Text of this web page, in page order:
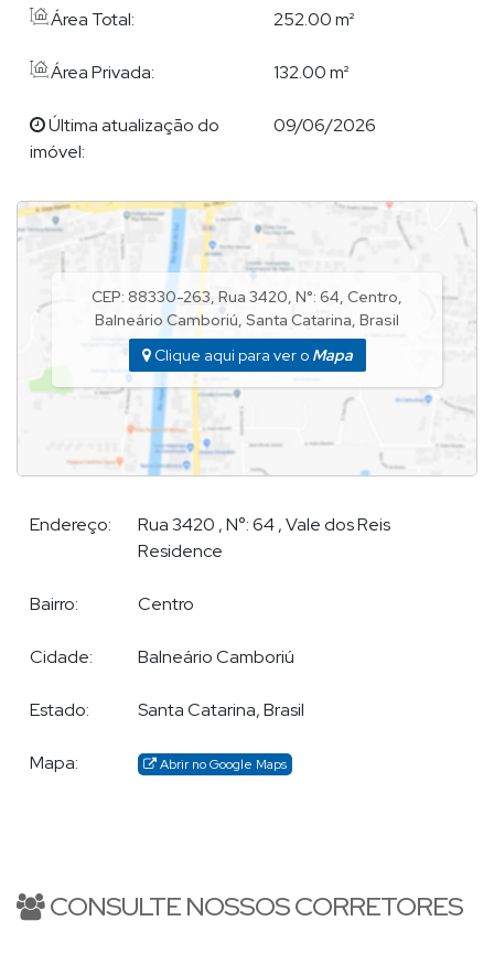
Demian Scussel Malburg
, com formação em Psicologia e em
atuando no ramo imobiliário em Balneário Camboriu e região,
desde 2009, em construtoras renomadas e a frente do
enorme rede de relacionamento com proprietários,
investidores, imobiliárias e corretores da cidade, e hoje pode
seguramente buscar ótimas parcerias para encontrar algum
Demian hoje é conhecido no meio da corretagem por sua
transparência, prestatividade, dedicação, ética e
confiabilidade, que o fazem uma referência entre os parceiros
Demian, atua em todo o litoral Catarinense, particularmente
Balneário Camboriú-SC,Praia Brava
padrão. Em outras regiões dispõe de eficazes parceiros que o
Área Total: 252.00 m²
Área Privada: 132.00 m²
Última atualização do
imóvel:
09/06/2026
CEP: 88330-263, Rua 3420, N°: 64, Centro,
Balneário Camboriú, Santa Catarina, Brasil
Clique aqui para ver o Mapa
Endereço: Rua 3420 ,N°:64,Vale dos Reis
Residence
Bairro: Centro
Cidade: Balneário Camboriú
Estado: Santa Catarina, Brasil
Mapa: Abrir no Google Maps
CONSULTE NOSSOS CORRETORES